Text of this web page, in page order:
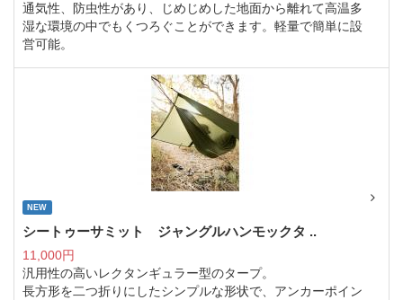
通気性、防虫性があり、じめじめした地面から離れて高温多
湿な環境の中でもくつろぐことができます。軽量で簡単に設
営可能。
NEW
シートゥーサミット ジャングルハンモックタ ..
11,000円
汎用性の高いレクタンギュラー型のタープ。
長方形を二つ折りにしたシンプルな形状で、アンカーポイン